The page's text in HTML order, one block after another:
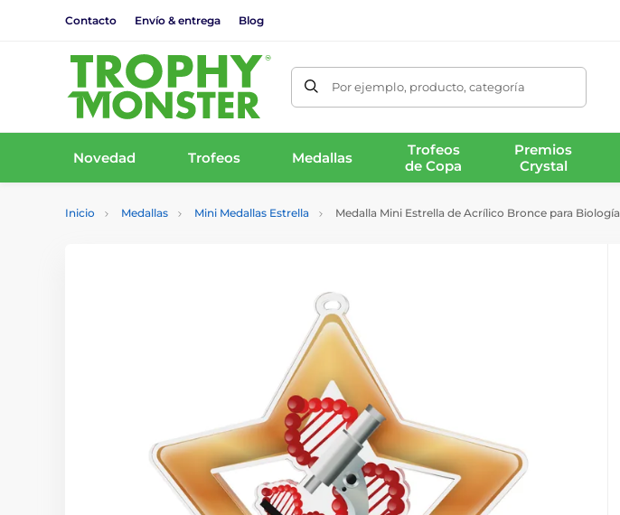
Contacto Envío & entrega Blog
Por ejemplo, producto, categoría
Novedad Trofeos Medallas
Trofeos
de Copa
Premios
Crystal
Inicio Medallas Mini Medallas Estrella Medalla Mini Estrella de Acrílico Bronce para Biología